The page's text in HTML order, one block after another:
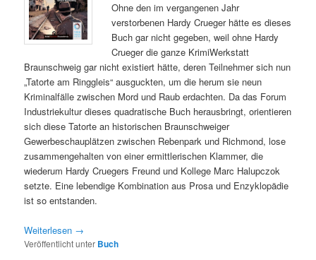
Ohne den im vergangenen Jahr
verstorbenen Hardy Crueger hätte es dieses
Buch gar nicht gegeben, weil ohne Hardy
Crueger die ganze KrimiWerkstatt
Braunschweig gar nicht existiert hätte, deren Teilnehmer sich nun
„Tatorte am Ringgleis“ ausguckten, um die herum sie neun
Kriminalfälle zwischen Mord und Raub erdachten. Da das Forum
Industriekultur dieses quadratische Buch herausbringt, orientieren
sich diese Tatorte an historischen Braunschweiger
Gewerbeschauplätzen zwischen Rebenpark und Richmond, lose
zusammengehalten von einer ermittlerischen Klammer, die
wiederum Hardy Cruegers Freund und Kollege Marc Halupczok
setzte. Eine lebendige Kombination aus Prosa und Enzyklopädie
ist so entstanden.
Weiterlesen →
Veröffentlicht unter Buch